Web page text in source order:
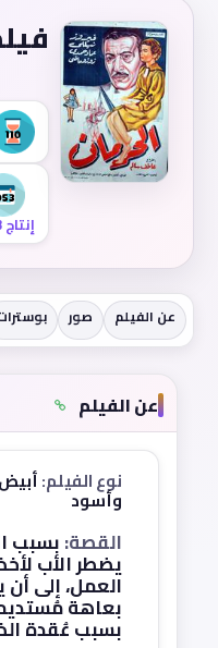
إنتاج 1953
عن الفيلم صور
عن الفيلم
نوع الفيلم:أبيض
وأسود
القصة:بسبب
يضطر الأب
العمل، إلى
بعاهة
بسبب عُقدة